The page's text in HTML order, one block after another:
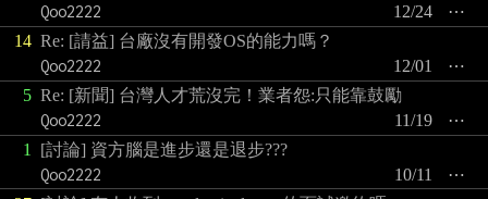
Qoo2222
⋯
12/24
14 Re: [請益] 台廠沒有開發OS的能力嗎？
Qoo2222
⋯
12/01
5 Re: [新聞] 台灣人才荒沒完！業者怨:只能靠鼓勵
Qoo2222
⋯
11/19
1
[討論] 資方腦是進步還是退步???
Qoo2222
⋯
10/11